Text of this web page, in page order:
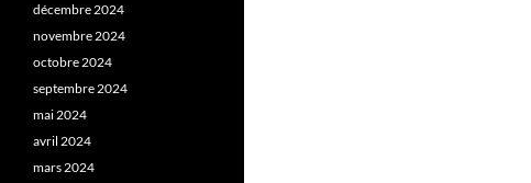
décembre 2024
novembre 2024
octobre 2024
septembre 2024
mai 2024
avril 2024
mars 2024